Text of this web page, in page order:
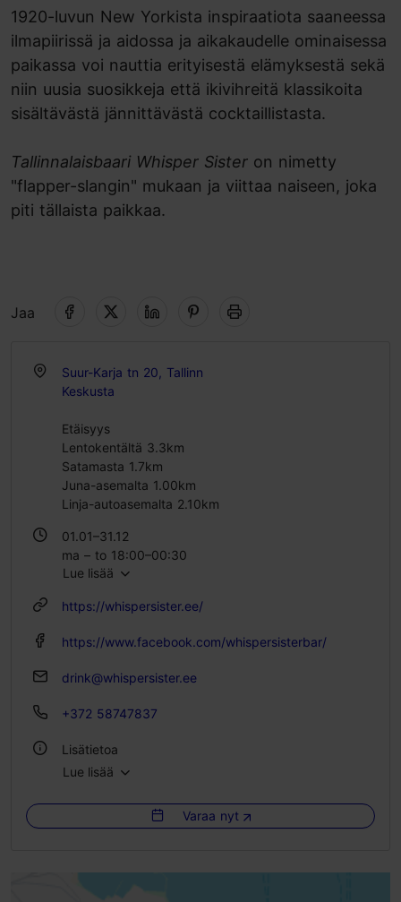
1920-luvun New Yorkista inspiraatiota saaneessa
ilmapiirissä ja aidossa ja aikakaudelle ominaisessa
paikassa voi nauttia erityisestä elämyksestä sekä
niin uusia suosikkeja että ikivihreitä klassikoita
sisältävästä jännittävästä cocktaillistasta.
Tallinnalaisbaari Whisper Sister on nimetty
"flapper-slangin" mukaan ja viittaa naiseen, joka
piti tällaista paikkaa.
Jaa
Suur-Karja tn 20, Tallinn
Keskusta
Etäisyys
Lentokentältä 3.3km
Satamasta 1.7km
Juna-asemalta 1.00km
Linja-autoasemalta 2.10km
01.01–31.12
ma – to 18:00–00:30
pe – la 18:00–02:30
Lue lisää
https://whispersister.ee/
https://www.facebook.com/whispersisterbar/
drink@whispersister.ee
+372 58747837
Lisätietoa
WLAN-alue
Lue lisää
Varaa nyt